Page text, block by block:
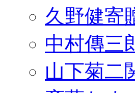
久野健寄
中村傳三
山下菊二